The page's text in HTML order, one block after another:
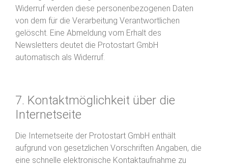
Widerruf werden diese personenbezogenen Daten
von dem für die Verarbeitung Verantwortlichen
gelöscht. Eine Abmeldung vom Erhalt des
Newsletters deutet die Protostart GmbH
automatisch als Widerruf.
7. Kontaktmöglichkeit über die
Internetseite
Die Internetseite der Protostart GmbH enthält
aufgrund von gesetzlichen Vorschriften Angaben, die
eine schnelle elektronische Kontaktaufnahme zu